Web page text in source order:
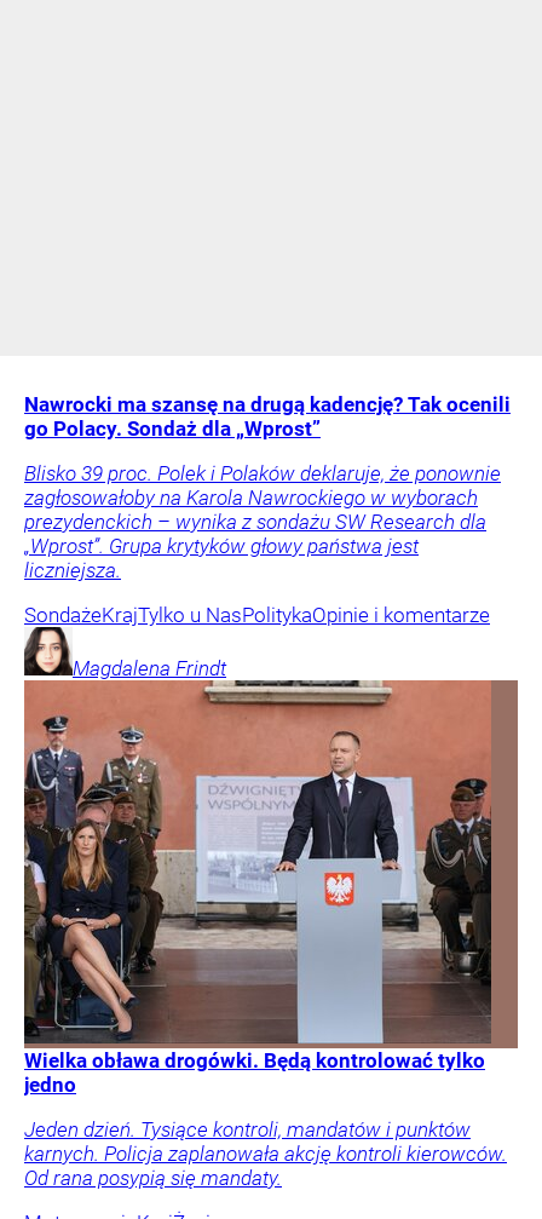
Nawrocki ma szansę na drugą kadencję? Tak ocenili
go Polacy. Sondaż dla „Wprost”
Blisko 39 proc. Polek i Polaków deklaruje, że ponownie
zagłosowałoby na Karola Nawrockiego w wyborach
prezydenckich – wynika z sondażu SW Research dla
„Wprost”. Grupa krytyków głowy państwa jest
liczniejsza.
SondażeKrajTylko u NasPolitykaOpinie i komentarze
Magdalena Frindt
Wielka obława drogówki. Będą kontrolować tylko
jedno
Jeden dzień. Tysiące kontroli, mandatów i punktów
karnych. Policja zaplanowała akcję kontroli kierowców.
Od rana posypią się mandaty.